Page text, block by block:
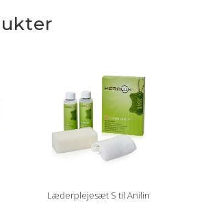
Læderplejesæt S til Anilin